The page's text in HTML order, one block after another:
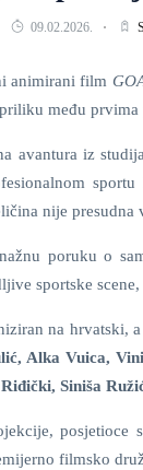
09.02.2026.
animirani film
među
avantura iz
nije presudna
poruku o
sportske
na hrvatski,
Alka Vuica,
Siniša
posjetioce
filmsko